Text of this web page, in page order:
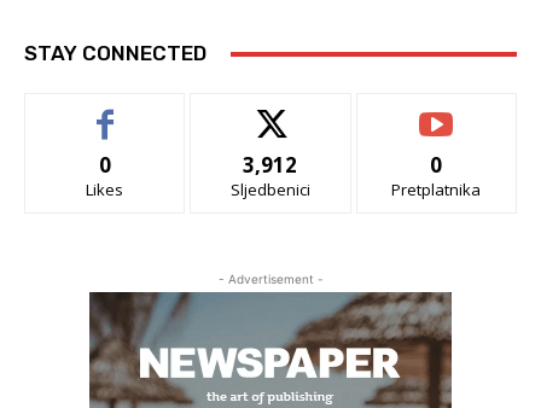
STAY CONNECTED
0
Likes
3,912
Sljedbenici
0
Pretplatnika
- Advertisement -